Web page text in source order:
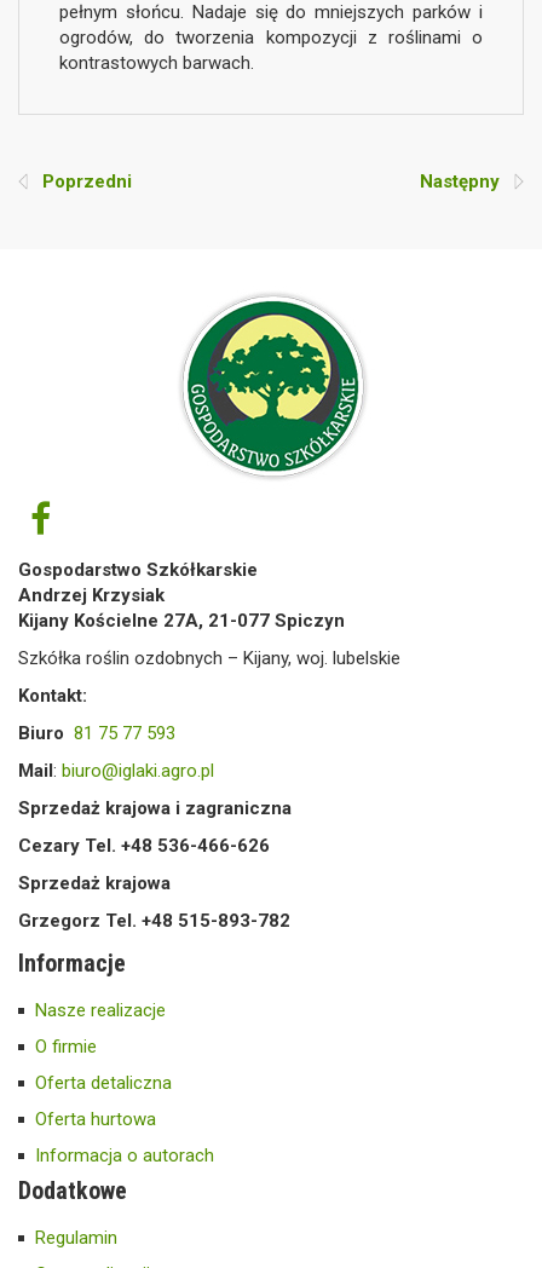
pełnym słońcu. Nadaje się do mniejszych parków i
ogrodów, do tworzenia kompozycji z roślinami o
kontrastowych barwach.
Poprzedni Następny
Gospodarstwo Szkółkarskie
Andrzej Krzysiak
Kijany Kościelne 27A, 21-077 Spiczyn
Szkółka roślin ozdobnych – Kijany, woj. lubelskie
Kontakt:
Biuro 81 75 77 593
Mail : biuro@iglaki.agro.pl
Sprzedaż krajowa i zagraniczna
Cezary Tel. +48 536-466-626
Sprzedaż krajowa
Grzegorz Tel. +48 515-893-782
Informacje
Nasze realizacje
O firmie
Oferta detaliczna
Oferta hurtowa
Informacja o autorach
Dodatkowe
Regulamin